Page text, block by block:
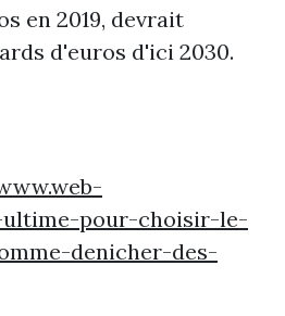
en 2019, devrait
d'euros d'ici 2030.
pour-choisir-le-
denicher-des-